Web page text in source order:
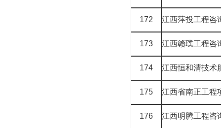
172 江西萍投工程咨
173 江西赣璞工程咨
174 江西恒和清技术
175 江西省南正工程
176 江西明腾工程咨